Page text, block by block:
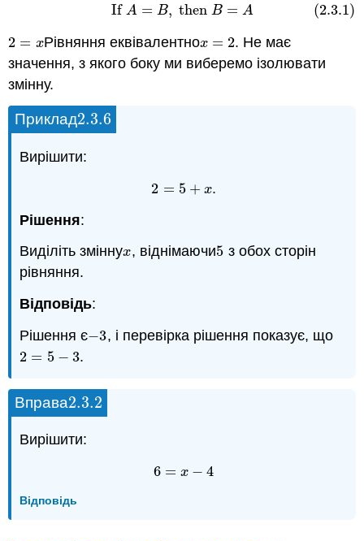
IfA = B, thenB = A (2.3.1)
(2.3.1)IfA=B,thenB =A
2 = x
2 =x Рівняння еквівалентноx = 2
x=2
. Не має
значення, з якого боку ми виберемо ізолювати
змінну.
Приклад2.3.6
2.3.6
Вирішити:
2 = 5 + x
2 =5 +x
.
Рішення:
Виділіть зміннуx
x, віднімаючи5
5 з обох сторін
рівняння.
Відповідь:
Рішення є−3
−3, і перевірка рішення показує, що
2 = 5 − 3
2 =5 −3 .
Вправа2.3.2
2.3.2
Вирішити:
6 = x − 4
6 =x −4
Відповідь